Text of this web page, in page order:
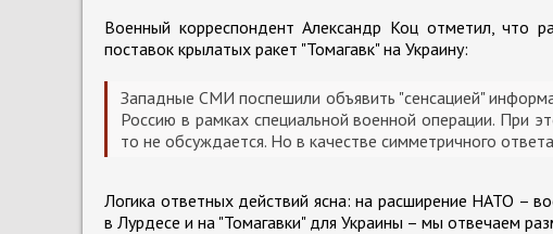
Военный корреспондент Александр Коц отметил, что
поставок крылатых ракет "Томагавк" на Украину:
Западные СМИ поспешили объявить "сенсацией"
Россию в рамках специальной военной операции. При
то не обсуждается. Но в качестве симметричного
Логика ответных действий ясна: на расширение НАТО –
в Лурдесе и на "Томагавки" для Украины – мы отвечаем